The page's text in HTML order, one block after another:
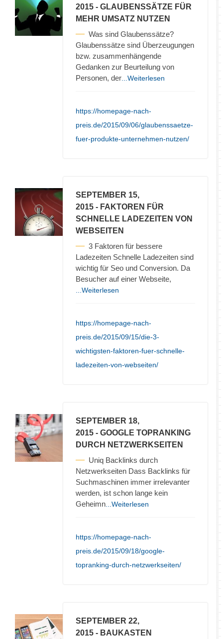
2015 - GLAUBENSSÄTZE FÜR
MEHR UMSATZ NUTZEN
Was sind Glaubenssätze?
Glaubenssätze sind Überzeugungen
bzw. zusammenhängende
Gedanken zur Beurteilung von
Personen, der ...Weiterlesen
https://homepage-nach-
preis.de/2015/09/06/glaubenssaetze-
fuer-produkte-unternehmen-nutzen/
SEPTEMBER 15,
2015 - FAKTOREN FÜR
SCHNELLE LADEZEITEN VON
WEBSEITEN
3 Faktoren für bessere
Ladezeiten Schnelle Ladezeiten sind
wichtig für Seo und Conversion. Da
Besucher auf einer Webseite,
...Weiterlesen
https://homepage-nach-
preis.de/2015/09/15/die-3-
wichtigsten-faktoren-fuer-schnelle-
ladezeiten-von-webseiten/
SEPTEMBER 18,
2015 - GOOGLE TOPRANKING
DURCH NETZWERKSEITEN
Uniq Backlinks durch
Netzwerkseiten Dass Backlinks für
Suchmaschinen immer irrelevanter
werden, ist schon lange kein
Geheimn ...Weiterlesen
https://homepage-nach-
preis.de/2015/09/18/google-
topranking-durch-netzwerkseiten/
SEPTEMBER 22,
2015 - BAUKASTEN